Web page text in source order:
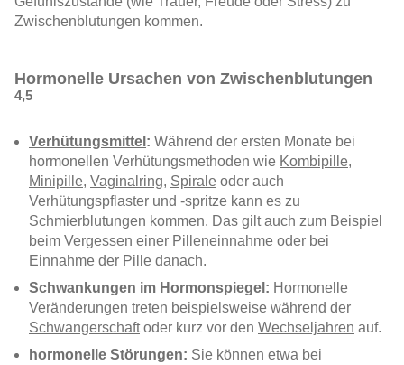
Zwischenblutungen kommen.
Hormonelle Ursachen von Zwischenblutungen
4,5
Verhütungsmittel : Während der ersten Monate bei
hormonellen Verhütungsmethoden wie Kombipille,
Minipille, Vaginalring, Spirale oder auch
Verhütungspflaster und -spritze kann es zu
Schmierblutungen kommen. Das gilt auch zum Beispiel
beim Vergessen einer Pilleneinnahme oder bei
Einnahme der Pille danach.
Schwankungen im Hormonspiegel: Hormonelle
Veränderungen treten beispielsweise während der
Schwangerschaft oder kurz vor den Wechseljahren auf.
hormonelle Störungen: Sie können etwa bei